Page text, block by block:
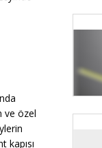
ve özel
kapısı